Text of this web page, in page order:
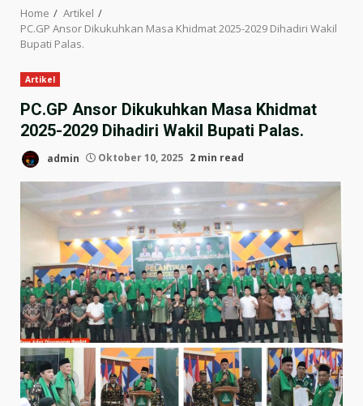
Home
Artikel
PC.GP Ansor Dikukuhkan Masa Khidmat 2025-2029 Dihadiri Wakil
Bupati Palas.
Artikel
PC.GP Ansor Dikukuhkan Masa Khidmat
2025-2029 Dihadiri Wakil Bupati Palas.
admin Oktober 10, 2025 2 min read